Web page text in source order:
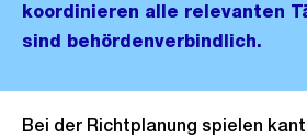
koordinieren alle relevanten
sind behördenverbindlich.
Bei der Richtplanung spielen